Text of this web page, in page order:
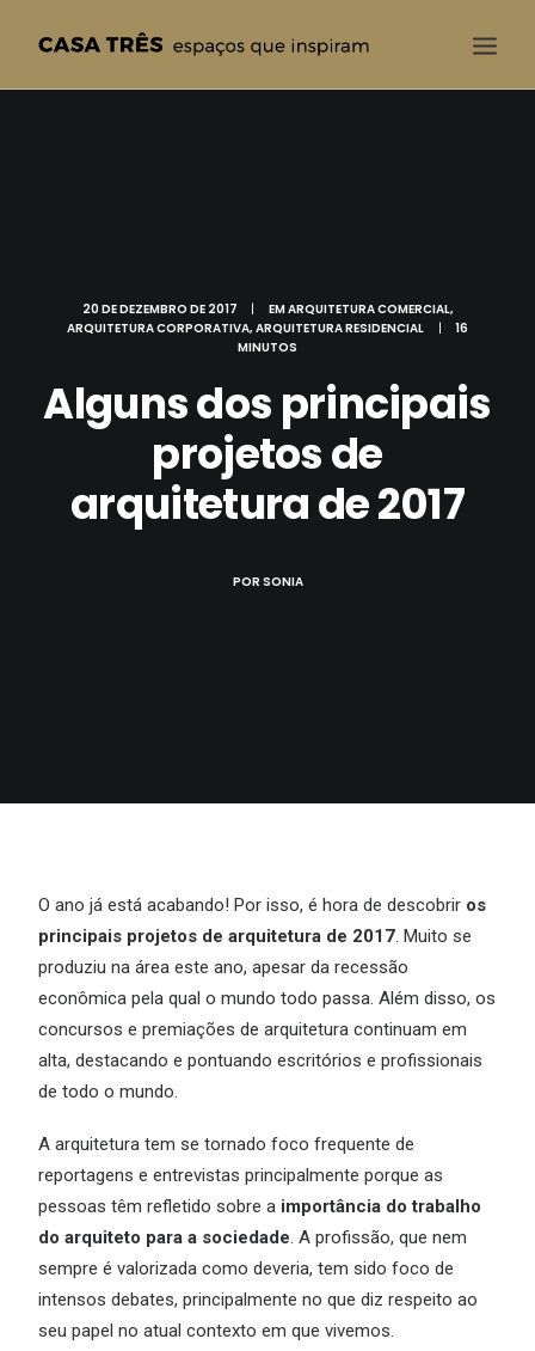
20 DE DEZEMBRO DE 2017 | EMARQUITETURA COMERCIAL,
ARQUITETURA CORPORATIVA, ARQUITETURA RESIDENCIAL |
16
MINUTOS
Alguns dos principais
projetos de
arquitetura de 2017
POR SONIA
O ano já está acabando! Por isso, é hora de descobrir os
principais projetos de arquitetura de 2017. Muito se
produziu na área este ano, apesar da recessão
econômica pela qual o mundo todo passa. Além disso, os
concursos e premiações de arquitetura continuam em
alta, destacando e pontuando escritórios e profissionais
de todo o mundo.
A arquitetura tem se tornado foco frequente de
reportagens e entrevistas principalmente porque as
pessoas têm refletido sobre a importância do trabalho
do arquiteto para a sociedade. A profissão, que nem
sempre é valorizada como deveria, tem sido foco de
intensos debates, principalmente no que diz respeito ao
seu papel no atual contexto em que vivemos.